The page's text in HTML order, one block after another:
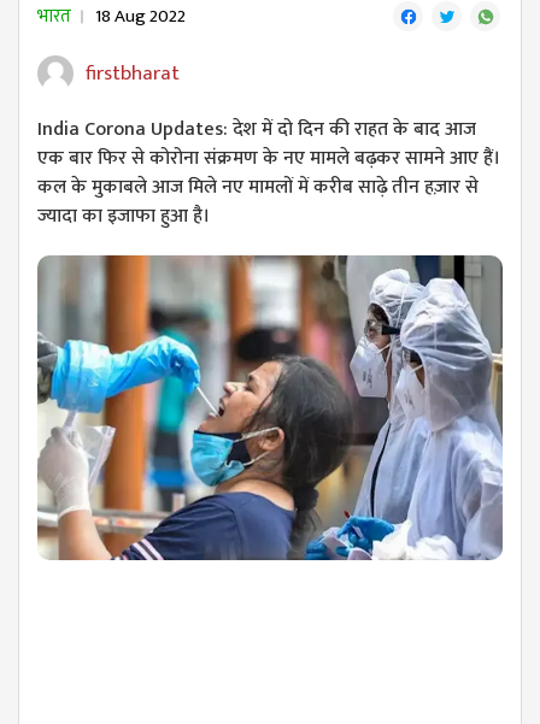
भारत 18 Aug 2022
firstbharat
India Corona Updates: देश में दो दिन की राहत के बाद आज
एक बार फिर से कोरोना संक्रमण के नए मामले बढ़कर सामने आए हैं।
कल के मुकाबले आज मिले नए मामलों में करीब साढ़े तीन हज़ार से
ज्यादा का इजाफा हुआ है।